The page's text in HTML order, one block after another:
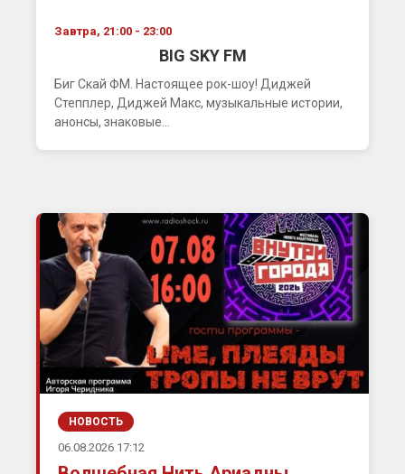
Завтра, 21:00 - 23:00
BIG SKY FM
Биг Скай ФМ. Настоящее рок-шоу! Диджей
Степплер, Диджей Макс, музыкальные истории,
анонсы, знаковые...
НОВОСТЬ
06.08.2026 17:12